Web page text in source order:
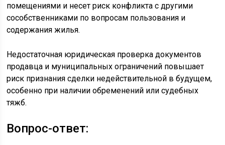
помещениями и несет риск конфликта с другими
сособственниками по вопросам пользования и
содержания жилья.
Недостаточная юридическая проверка документов
продавца и муниципальных ограничений повышает
риск признания сделки недействительной в будущем,
особенно при наличии обременений или судебных
тяжб.
Вопрос-ответ: